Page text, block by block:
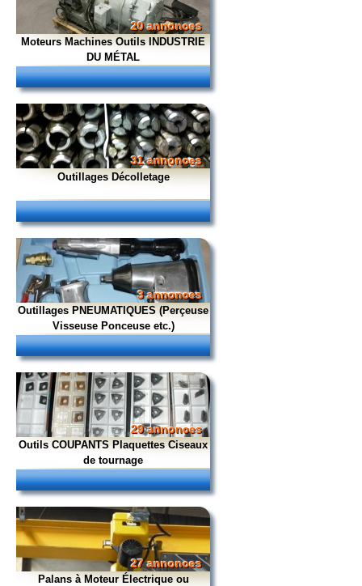
20 annonces
Moteurs Machines Outils INDUSTRIE
DU MÉTAL
31 annonces
Outillages Décolletage
3 annonces
Outillages PNEUMATIQUES (Perçeuse
Visseuse Ponceuse etc.)
29 annonces
Outils COUPANTS Plaquettes Ciseaux
de tournage
27 annonces
Palans à Moteur Électrique ou